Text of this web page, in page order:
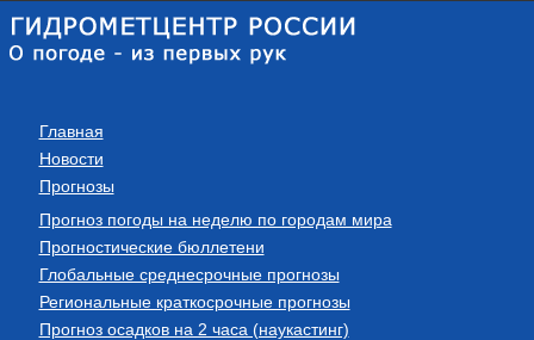
Главная
Новости
Прогнозы
Прогноз погоды на неделю по городам мира
Прогностические бюллетени
Глобальные среднесрочные прогнозы
Региональные краткосрочные прогнозы
Прогноз осадков на 2 часа (наукастинг)